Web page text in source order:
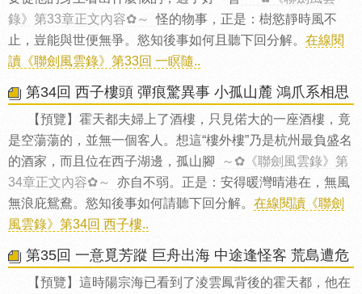
錄》第33章正文內容✿～
怪的物事，正是：樹慾靜時風不
止，豈能與世便無爭。慾知後事如何且聽下回分解。 在線閱
讀《聯劍風雲錄》第33回 一瞑隨..
第34回 西子樓頭 彈痕驚異事 小孤山麓 鴻爪系相思
【預覽】霍天都夫婦上了酒樓，只見偌大的一座酒樓，竟
是空蕩蕩的，並無一個客人。想這“樓外樓”乃是杭州最負盛名
的酒家，而且位在西子湖邊，孤山腳
～✿《聯劍風雲錄》第
34章正文內容✿～
亦自不弱。正是：安得暖灣晴港在，無風
無浪庇鴛鴦。慾知後事如何請聽下回分解。 在線閱讀《聯劍
風雲錄》第34回 西子樓..
第35回 一意覓芳蹤 巨舟出海 中途逢怪客 荒島遭危
【預覽】這時陽宗海已看到了淩雲鳳背後的霍天都，他在